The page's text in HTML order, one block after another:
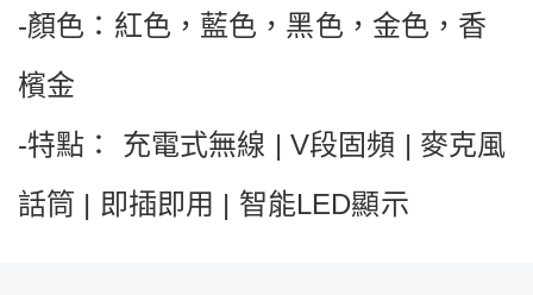
-顏色：紅色，藍色，黑色，金色，香
檳金
-特點： 充電式無線 | V段固頻 | 麥克風
話筒 | 即插即用 | 智能LED顯示